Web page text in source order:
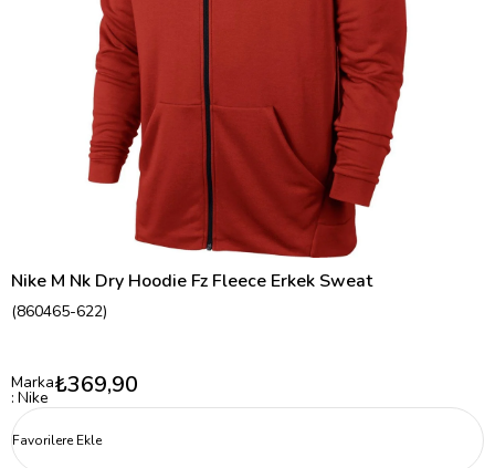
Nike M Nk Dry Hoodie Fz Fleece Erkek Sweat
(860465-622)
Marka
: Nike ₺369,90
Favorilere Ekle